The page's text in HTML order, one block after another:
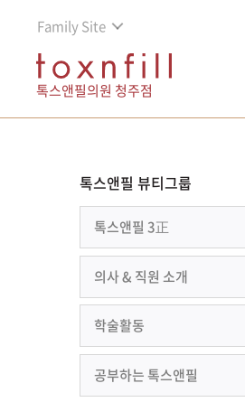
Family Site
톡스앤필의원 청주점
톡스앤필 뷰티그룹
톡스앤필 3正
의사 & 직원 소개
학술활동
공부하는 톡스앤필